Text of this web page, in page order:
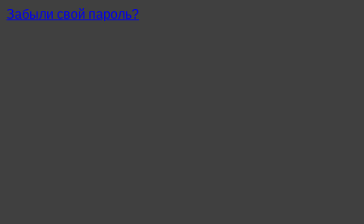
Забыли свой пароль?